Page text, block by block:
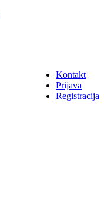
Kontakt
Prijava
Registracija